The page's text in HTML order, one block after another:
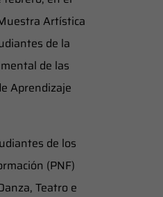
Artística
de la
de las
Aprendizaje
de los
(PNF)
Teatro e